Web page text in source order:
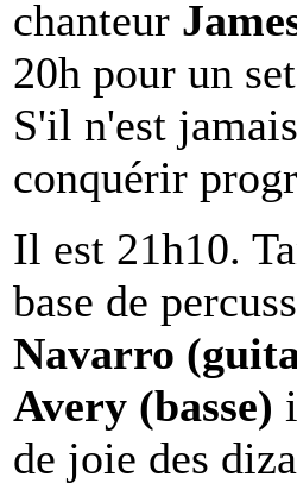
chanteur
20h pour un
S'il n'est
conquérir
Il est 21h10.
base de
Navarro
Avery (basse)
de joie des